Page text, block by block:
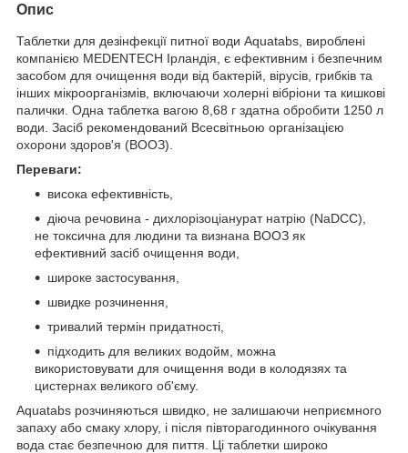
Опис
Таблетки для дезінфекції питної води Aquatabs, вироблені
компанією MEDENTECH Ірландія, є ефективним і безпечним
засобом для очищення води від бактерій, вірусів, грибків та
інших мікроорганізмів, включаючи холерні вібріони та кишкові
палички. Одна таблетка вагою 8,68 г здатна обробити 1250 л
води. Засіб рекомендований Всесвітньою організацією
охорони здоров'я (ВООЗ).
Переваги:
висока ефективність,
діюча речовина - дихлорізоціанурат натрію (NaDCC),
не токсична для людини та визнана ВООЗ як
ефективний засіб очищення води,
широке застосування,
швидке розчинення,
тривалий термін придатності,
підходить для великих водойм, можна
використовувати для очищення води в колодязях та
цистернах великого об'єму.
Aquatabs розчиняються швидко, не залишаючи неприємного
запаху або смаку хлору, і після півторагодинного очікування
вода стає безпечною для пиття. Ці таблетки широко